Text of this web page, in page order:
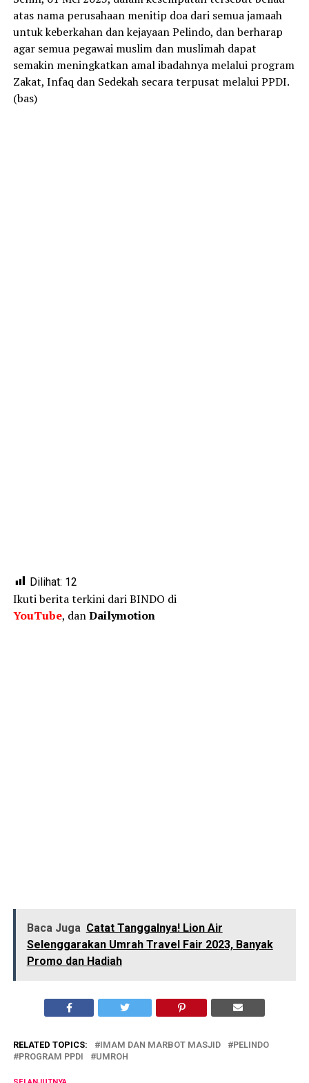
atas nama perusahaan menitip doa dari semua jamaah
untuk keberkahan dan kejayaan Pelindo, dan berharap
agar semua pegawai muslim dan muslimah dapat
semakin meningkatkan amal ibadahnya melalui program
Zakat, Infaq dan Sedekah secara terpusat melalui PPDI.
(bas)
Dilihat: 12
Ikuti berita terkini dari BINDO di
YouTube, danDailymotion
Baca Juga Catat Tanggalnya! Lion Air
Selenggarakan Umrah Travel Fair 2023, Banyak
Promo dan Hadiah
RELATED TOPICS: IMAM DAN MARBOT MASJID
PELINDO
PROGRAM PPDI
UMROH